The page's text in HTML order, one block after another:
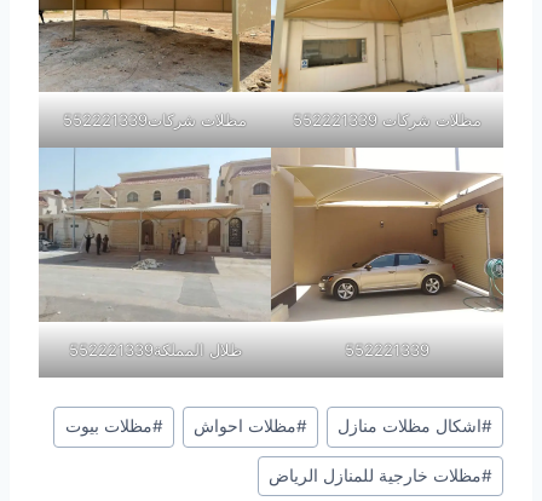
مظلات شركات 552221339 مظلات شركات552221339
552221339 ظلال المملكة552221339
Post
Tags:
#اشكال مظلات منازل #مظلات احواش #مظلات بيوت
#مظلات خارجية للمنازل الرياض